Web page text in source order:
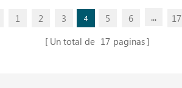
A
1 2 3 4 5 6 ...
17
Un total de 17 paginas